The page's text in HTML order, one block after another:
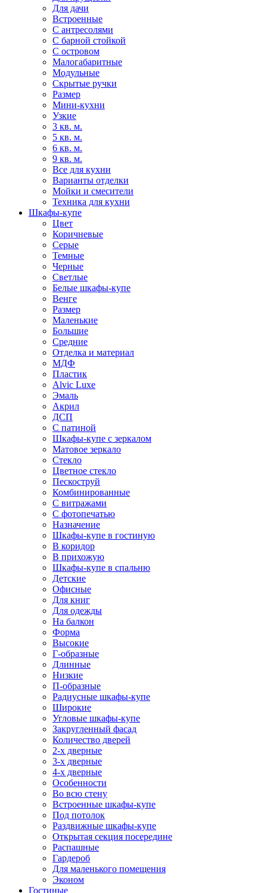
Для дачи
Встроенные
С антресолями
С барной стойкой
С островом
Малогабаритные
Модульные
Скрытые ручки
Размер
Мини-кухни
Узкие
3 кв. м.
5 кв. м.
6 кв. м.
9 кв. м.
Все для кухни
Варианты отделки
Мойки и смесители
Техника для кухни
Шкафы-купе
Цвет
Коричневые
Серые
Темные
Черные
Светлые
Белые шкафы-купе
Венге
Размер
Маленькие
Большие
Средние
Отделка и материал
МДФ
Пластик
Alvic Luxe
Эмаль
Акрил
ДСП
С патиной
Шкафы-купе с зеркалом
Матовое зеркало
Стекло
Цветное стекло
Пескоструй
Комбинированные
С витражами
С фотопечатью
Назначение
Шкафы-купе в гостиную
В коридор
В прихожую
Шкафы-купе в спальню
Детские
Офисные
Для книг
Для одежды
На балкон
Форма
Высокие
Г-образные
Длинные
Низкие
П-образные
Радиусные шкафы-купе
Широкие
Угловые шкафы-купе
Закругленный фасад
Количество дверей
2-х дверные
3-х дверные
4-х дверные
Особенности
Во всю стену
Встроенные шкафы-купе
Под потолок
Раздвижные шкафы-купе
Открытая секция посередине
Распашные
Гардероб
Для маленького помещения
Эконом
Гостиные